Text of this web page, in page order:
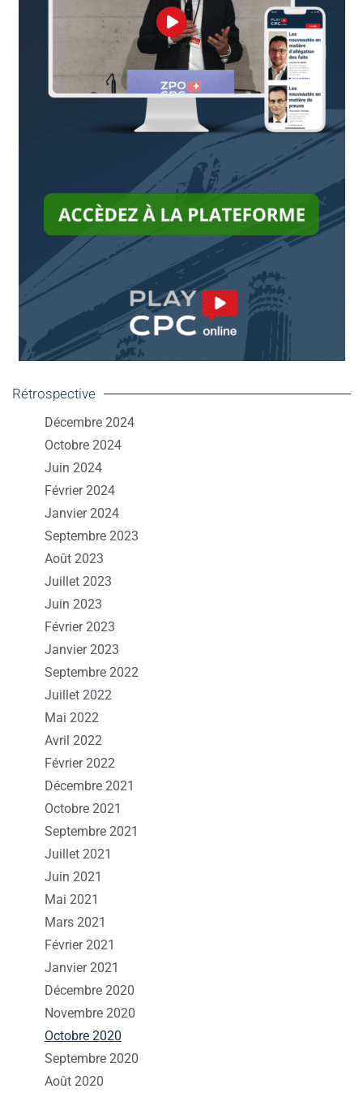
Rétrospective
Décembre 2024
Octobre 2024
Juin 2024
Février 2024
Janvier 2024
Septembre 2023
Août 2023
Juillet 2023
Juin 2023
Février 2023
Janvier 2023
Septembre 2022
Juillet 2022
Mai 2022
Avril 2022
Février 2022
Décembre 2021
Octobre 2021
Septembre 2021
Juillet 2021
Juin 2021
Mai 2021
Mars 2021
Février 2021
Janvier 2021
Décembre 2020
Novembre 2020
Octobre 2020
Septembre 2020
Août 2020